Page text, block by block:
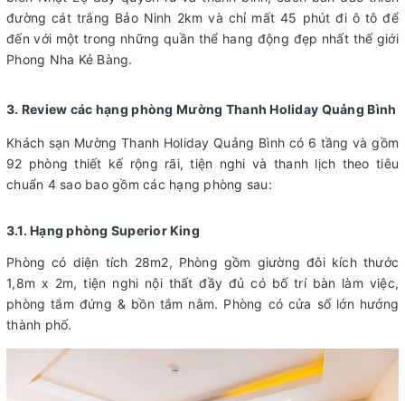
đường cát trắng Bảo Ninh 2km và chỉ mất 45 phút đi ô tô để
đến với một trong những quần thể hang động đẹp nhất thế giới
Phong Nha Kẻ Bàng.
3. Review các hạng phòng Mường Thanh Holiday Quảng Bình
Khách sạn Mường Thanh Holiday Quảng Bình có 6 tầng và gồm
92 phòng thiết kế rộng rãi, tiện nghi và thanh lịch theo tiêu
chuẩn 4 sao bao gồm các hạng phòng sau:
3.1. Hạng phòng Superior King
Phòng có diện tích 28m2, Phòng gồm giường đôi kích thước
1,8m x 2m, tiện nghi nội thất đầy đủ có bố trí bàn làm việc,
phòng tắm đứng & bồn tắm nằm. Phòng có cửa sổ lớn hướng
thành phố.